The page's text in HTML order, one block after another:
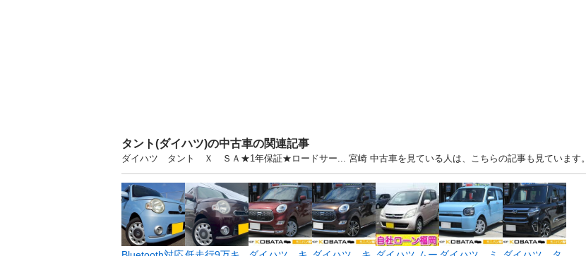
タント(ダイハツ)の中古車の関連記事
ダイハツ タント Ｘ ＳＡ★1年保証★ロードサー... 宮崎 中古車を見ている人は、こちらの記事も見ています。